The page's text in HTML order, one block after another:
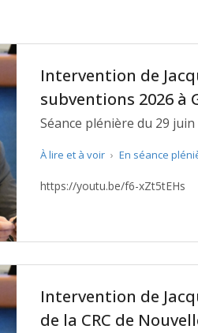
Intervention de
subventions 2026 à
Séance plénière du 29 juin
À lire et à voir › En séance
https://youtu.be/f6-xZt5tEHs
Intervention de
de la CRC de